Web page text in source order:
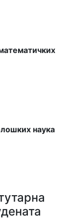
наука